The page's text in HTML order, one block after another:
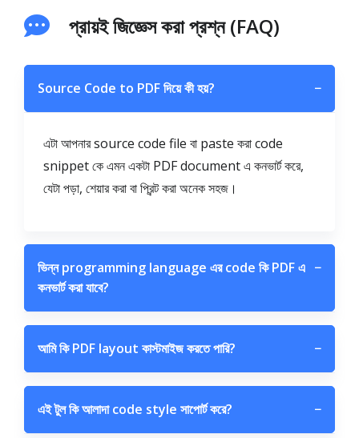
প্রায়ই জিজ্ঞেস করা প্রশ্ন (FAQ)
Source Code to PDF দিয়ে কী হয়? −
এটা আপনার source code file বা paste করা code
snippet কে এমন একটা PDF document এ কনভার্ট করে,
যেটা পড়া, শেয়ার করা বা প্রিন্ট করা অনেক সহজ।
ভিন্ন programming language এর code কি PDF এ
কনভার্ট করা যাবে?
−
আমি কি PDF layout কাস্টমাইজ করতে পারি? −
এই টুল কি আলাদা code style সাপোর্ট করে? −